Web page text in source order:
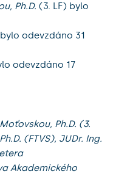
Ph.D. (3. LF) bylo
odevzdáno ​31
odevzdáno ​17
Ph.D. (3.
(FTVS), JUDr. Ing.
Akademického